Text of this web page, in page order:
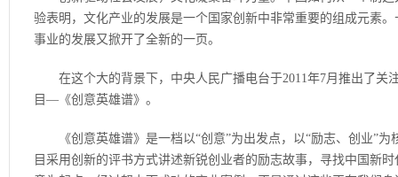
验表明，文化产业的发展是一个国家创新中非常重要的组成元素
事业的发展又掀开了全新的一页。
在这个大的背景下，中央人民广播电台于2011年7月推出了关
目—《创意英雄谱》。
《创意英雄谱》是一档以“创意”为出发点，以“励志、创业”为
目采用创新的评书方式讲述新锐创业者的励志故事，寻找中国新